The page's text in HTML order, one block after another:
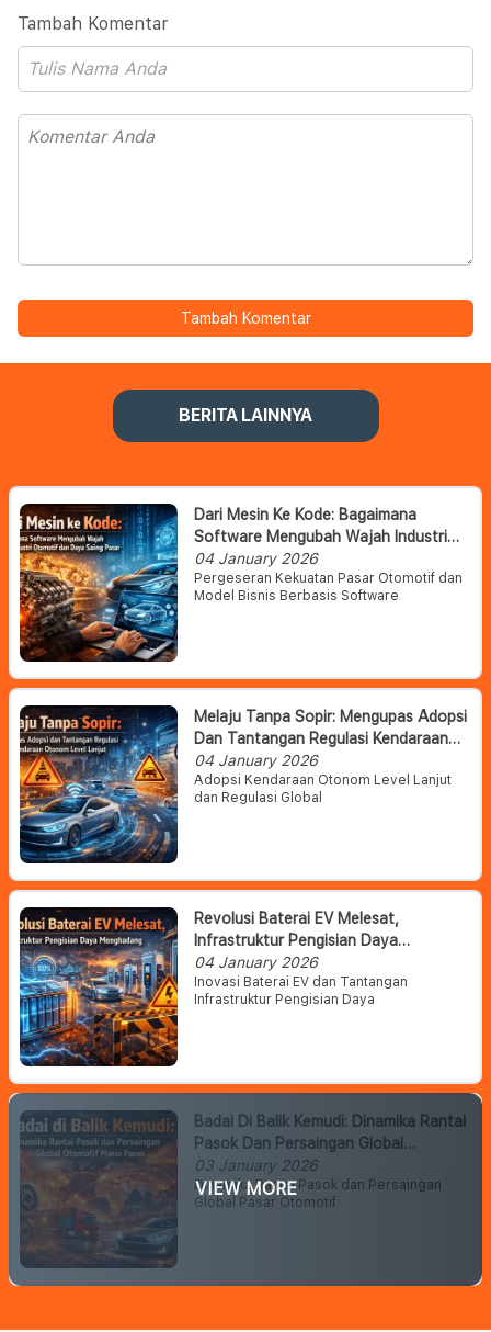
Tambah Komentar
Tambah Komentar
BERITA LAINNYA
Dari Mesin Ke Kode: Bagaimana
Software Mengubah Wajah Industri
Otomotif Dan Daya Saing Pasar
04 January 2026
Pergeseran Kekuatan Pasar Otomotif dan
Model Bisnis Berbasis Software
Melaju Tanpa Sopir: Mengupas Adopsi
Dan Tantangan Regulasi Kendaraan
Otonom Level Lanjut
04 January 2026
Adopsi Kendaraan Otonom Level Lanjut
dan Regulasi Global
Revolusi Baterai EV Melesat,
Infrastruktur Pengisian Daya
Menghadang
04 January 2026
Inovasi Baterai EV dan Tantangan
Infrastruktur Pengisian Daya
Badai Di Balik Kemudi: Dinamika Rantai
Pasok Dan Persaingan Global
Otomotif Makin Panas
03 January 2026
Dinamika Rantai Pasok dan Persaingan
Global Pasar Otomotif
VIEW MORE